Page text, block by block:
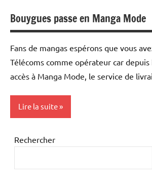
Bouygues passe en Manga Mode
Fans de mangas espérons que vous
Télécoms comme opérateur car depuis
accès à Manga Mode, le service de
Lire la suite
Current
Affairs
Logiciels
Rechercher